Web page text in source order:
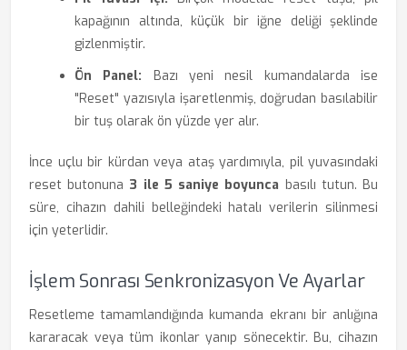
kapağının altında, küçük bir iğne deliği şeklinde
gizlenmiştir.
Ön Panel: Bazı yeni nesil kumandalarda ise
"Reset" yazısıyla işaretlenmiş, doğrudan basılabilir
bir tuş olarak ön yüzde yer alır.
İnce uçlu bir kürdan veya ataş yardımıyla, pil yuvasındaki
reset butonuna 3 ile 5 saniye boyunca basılı tutun. Bu
süre, cihazın dahili belleğindeki hatalı verilerin silinmesi
için yeterlidir.
İşlem Sonrası Senkronizasyon Ve Ayarlar
Resetleme tamamlandığında kumanda ekranı bir anlığına
kararacak veya tüm ikonlar yanıp sönecektir. Bu, cihazın